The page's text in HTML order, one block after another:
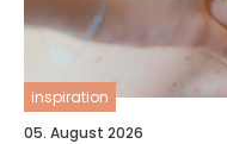
inspiration
05. August 2026